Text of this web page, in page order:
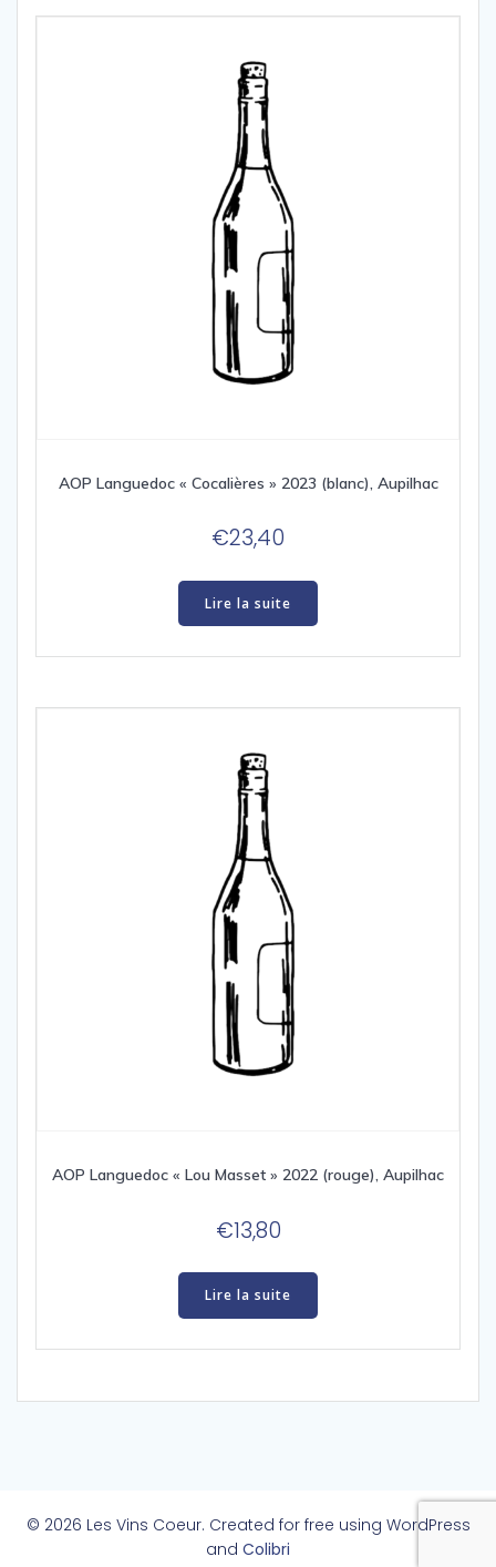
AOP Languedoc « Cocalières » 2023 (blanc), Aupilhac
€23,40
Lire la suite
AOP Languedoc « Lou Masset » 2022 (rouge), Aupilhac
€13,80
Lire la suite
© 2026 Les Vins Coeur. Created for free using WordPress
and Colibri